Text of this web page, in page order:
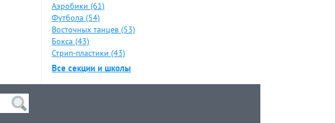
Аэробики (61)
Футбола (54)
Восточных танцев (53)
Бокса (43)
Стрип-пластики (43)
Все секции и школы